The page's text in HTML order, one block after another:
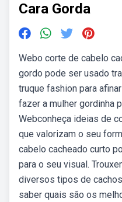
Cara Gorda
Webo corte de cabelo
gordo pode ser usado
truque fashion para
fazer a mulher gordinha
Webconheça ideias de
que valorizam o seu
cabelo cacheado curto
para o seu visual.
diversos tipos de
saber quais são os